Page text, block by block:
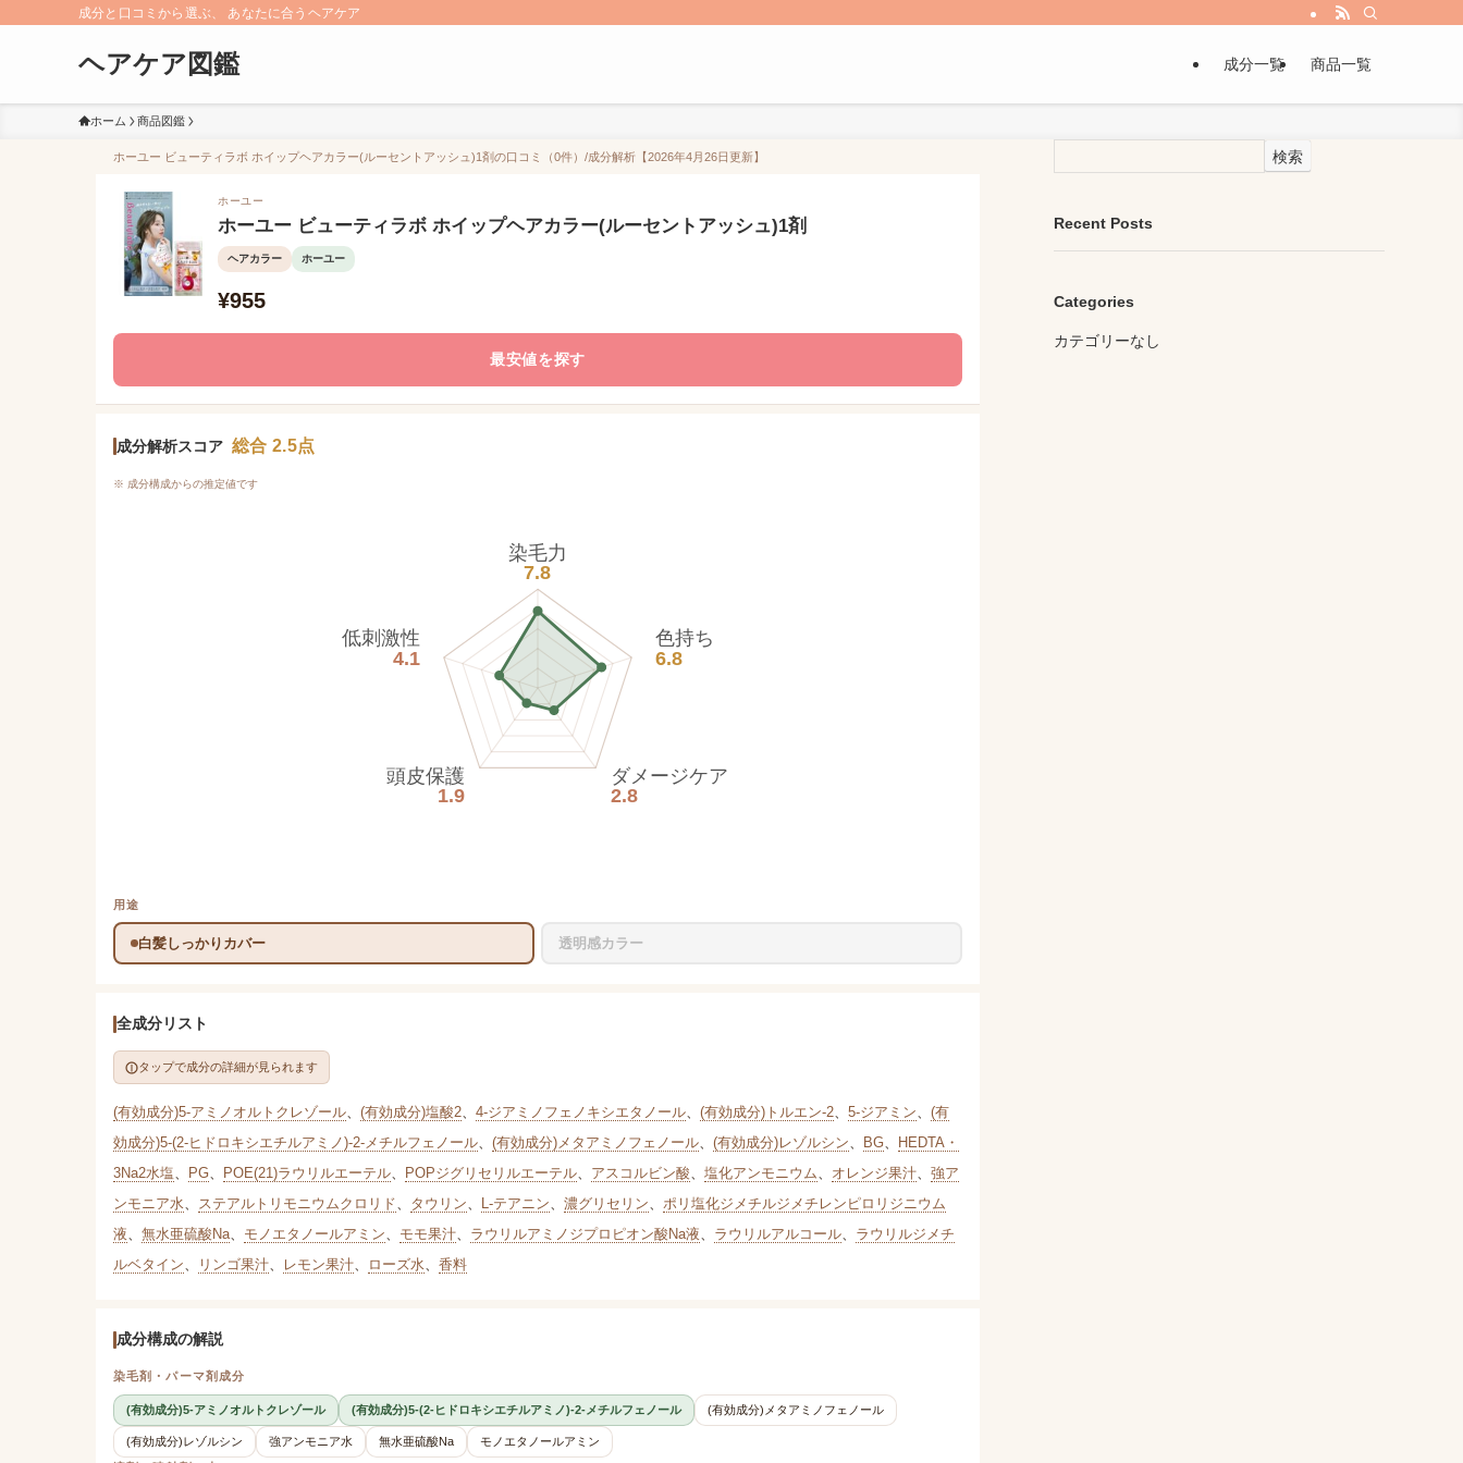
成分と口コミから選ぶ、 あなたに合うヘアケア
ヘアケア図鑑 成分一覧 商品一覧
ホーム 商品図鑑
ホーユー ビューティラボ ホイップヘアカラー(ルーセントアッシュ)1剤の口コミ（0件）/成分解析【2026年4月26日更新】
ホーユー
ホーユー ビューティラボ ホイップヘアカラー(ルーセントアッシュ)1剤
ヘアカラー ホーユー
¥955
最安値を探す
成分解析スコア 総合 2.5点
※ 成分構成からの推定値です
染毛力
7.8
色持ち
6.8
ダメージケア
2.8
頭皮保護
1.9
低刺激性
4.1
用途
白髪しっかりカバー 透明感カラー
全成分リスト
タップで成分の詳細が見られます
(有効成分)5-アミノオルトクレゾール、 (有効成分)塩酸2、 4-ジアミノフェノキシエタノール、 (有効成分)トルエン-2、 5-ジアミン、 (有
効成分)5-(2-ヒドロキシエチルアミノ)-2-メチルフェノール、 (有効成分)メタアミノフェノール、 (有効成分)レゾルシン、 BG、
HEDTA・
3Na2水塩、 PG、 POE(21)ラウリルエーテル、 POPジグリセリルエーテル、 アスコルビン酸、 塩化アンモニウム、 オレンジ果汁、 強ア
ンモニア水、 ステアルトリモニウムクロリド、 タウリン、 L-テアニン、 濃グリセリン、 ポリ塩化ジメチルジメチレンピロリジニウム
液、 無水亜硫酸Na、 モノエタノールアミン、 モモ果汁、 ラウリルアミノジプロピオン酸Na液、 ラウリルアルコール、 ラウリルジメチ
ルベタイン、 リンゴ果汁、 レモン果汁、 ローズ水、 香料
成分構成の解説
染毛剤・パーマ剤成分
(有効成分)5-アミノオルトクレゾール (有効成分)5-(2-ヒドロキシエチルアミノ)-2-メチルフェノール (有効成分)メタアミノフェノール
(有効成分)レゾルシン 強アンモニア水 無水亜硫酸Na
モノエタノールアミン
検索
Recent Posts
Categories
カテゴリーなし